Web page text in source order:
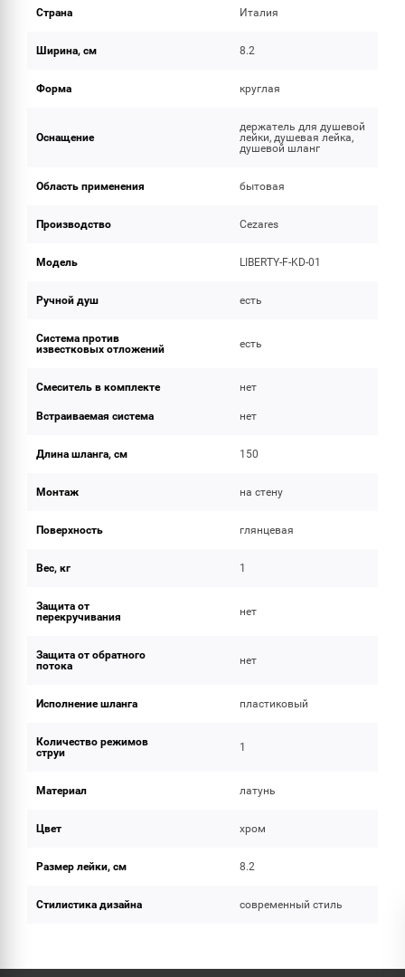
Страна Италия
Ширина, см 8.2
Форма круглая
Оснащение
держатель для душевой
лейки, душевая лейка,
душевой шланг
Область применения бытовая
Производство Cezares
Модель LIBERTY-F-KD-01
Ручной душ есть
Система против
известковых отложений
есть
Смеситель в комплекте нет
Встраиваемая система нет
Длина шланга, см 150
Монтаж на стену
Поверхность глянцевая
Вес, кг 1
Защита от
перекручивания
нет
Защита от обратного
потока
нет
Исполнение шланга пластиковый
Количество режимов
струи
1
Материал латунь
Цвет хром
Размер лейки, см 8.2
Стилистика дизайна современный стиль